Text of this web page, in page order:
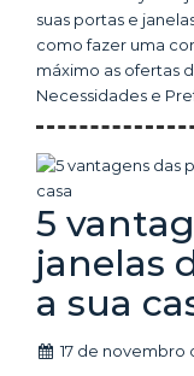
suas portas e
como fazer uma
máximo as ofertas
Necessidades e
5
janelas
a sua
17 de novembro